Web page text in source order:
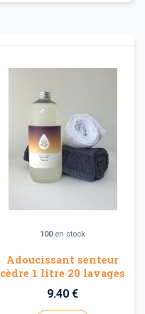
100en stock
Adoucissant senteur
cèdre 1 litre 20 lavages
9.40 €